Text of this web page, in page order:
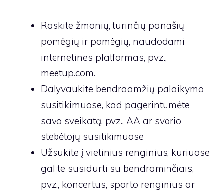
Raskite žmonių, turinčių panašių
pomėgių ir pomėgių, naudodami
internetines platformas, pvz.,
meetup.com.
Dalyvaukite bendraamžių palaikymo
susitikimuose, kad pagerintumėte
savo sveikatą, pvz., AA ar svorio
stebėtojų susitikimuose
Užsukite į vietinius renginius, kuriuose
galite susidurti su bendraminčiais,
pvz., koncertus, sporto renginius ar